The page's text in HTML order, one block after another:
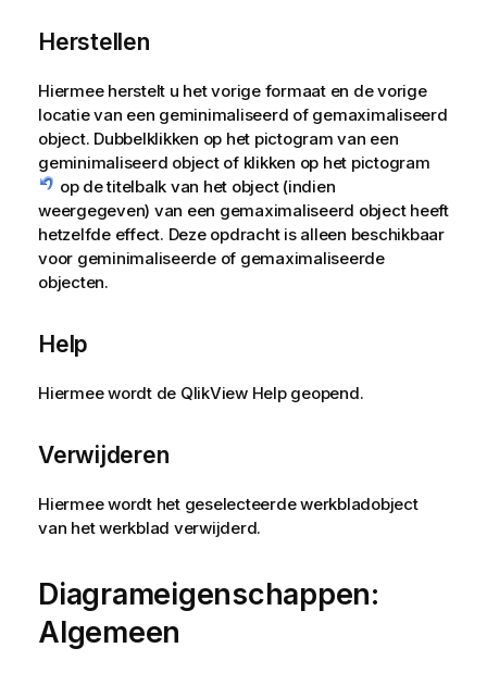
Herstellen
Hiermee herstelt u het vorige formaat en de vorige
locatie van een geminimaliseerd of gemaximaliseerd
object. Dubbelklikken op het pictogram van een
geminimaliseerd object of klikken op het pictogram
op de titelbalk van het object (indien
weergegeven) van een gemaximaliseerd object heeft
hetzelfde effect. Deze opdracht is alleen beschikbaar
voor geminimaliseerde of gemaximaliseerde
objecten.
Help
Hiermee wordt de QlikView Help geopend.
Verwijderen
Hiermee wordt het geselecteerde werkbladobject
van het werkblad verwijderd.
Diagrameigenschappen:
Algemeen